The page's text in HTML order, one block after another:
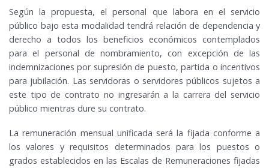
Según la propuesta, el personal que labora en el servicio
público bajo esta modalidad tendrá relación de dependencia y
derecho a todos los beneficios económicos contemplados
para el personal de nombramiento, con excepción de las
indemnizaciones por supresión de puesto, partida o incentivos
para jubilación. Las servidoras o servidores públicos sujetos a
este tipo de contrato no ingresarán a la carrera del servicio
público mientras dure su contrato.
La remuneración mensual unificada será la fijada conforme a
los valores y requisitos determinados para los puestos o
grados establecidos en las Escalas de Remuneraciones fijadas